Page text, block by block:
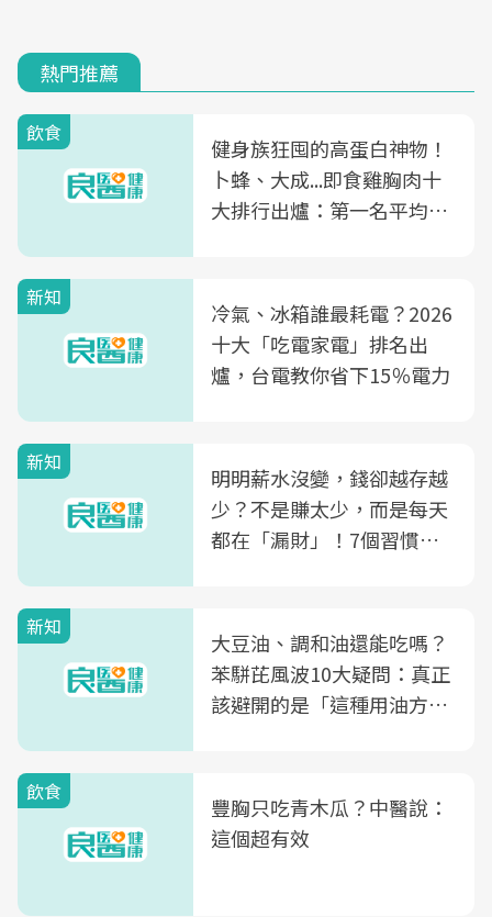
熱門推薦
飲食
健身族狂囤的高蛋白神物！
卜蜂、大成...即食雞胸肉十
大排行出爐：第一名平均一
新知
冷氣、冰箱誰最耗電？2026
十大「吃電家電」排名出
爐，台電教你省下15％電力
新知
明明薪水沒變，錢卻越存越
少？不是賺太少，而是每天
都在「漏財」！7個習慣一
新知
大豆油、調和油還能吃嗎？
苯駢芘風波10大疑問：真正
該避開的是「這種用油方
飲食
豐胸只吃青木瓜？中醫說：
這個超有效